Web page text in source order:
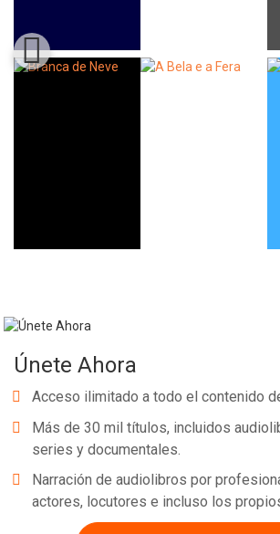
Únete Ahora
Acceso ilimitado a todo el contenido
Más de 30 mil títulos, incluidos
series y documentales.
Narración de audiolibros por
actores, locutores e incluso los